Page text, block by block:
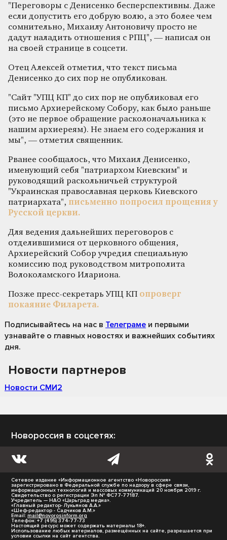
"Переговоры с Денисенко бесперспективны. Даже
если допустить его добрую волю, а это более чем
сомнительно, Михаилу Антоновичу просто не
дадут наладить отношения с РПЦ", — написал он
на своей странице в соцсети.
Отец Алексей отметил, что текст письма
Денисенко до сих пор не опубликован.
"Сайт "УПЦ КП" до сих пор не опубликовал его
письмо Архиерейскому Собору, как было раньше
(это не первое обращение расколоначальника к
нашим архиереям). Не знаем его содержания и
мы", — отметил священник.
Рванее сообщалось, что Михаил Денисенко,
именующий себя "патриархом Киевским" и
руководящий раскольничьей структурой
"Украинская православная церковь Киевского
патриархата", письменно попросил прощения у
Русской церкви.
Для ведения дальнейших переговоров с
отделившимися от церковного общения,
Архиерейский Собор учредил специальную
комиссию под руководством митрополита
Волоколамского Илариона.
Позже пресс-секретарь УПЦ КП опроверг
покаяние Филарета.
Подписывайтесь на нас в Телеграме и первыми
узнавайте о главных новостях и важнейших событиях
дня.
Новости партнеров
Новости СМИ2
Новороссия в соцсетях:
Сетевое издание «Информационное агентство «Новороссия»
зарегистрировано в Федеральной службе по надзору в сфере связи,
информационных технологий и массовых коммуникаций 20 ноября 2019 г.
Свидетельство о регистрации Эл № ФС77-77187.
Учредитель — НАО «Царьград медиа».
«Главный редактор- Лукьянов А.А.»
«Шеф-редактор - Садчиков А.М.»
Email: mail@novorosinform.org
Телефон: +7 (495) 374-77-73
Настоящий ресурс может содержать материалы 18+.
Использование любых материалов, размещённых на сайте, разрешается при
условии ссылки на сайт агентства.